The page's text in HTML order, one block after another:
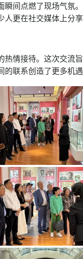
间点燃了现场气氛
更在社交媒体上分享
情接待。这次交
联系创造了更多机